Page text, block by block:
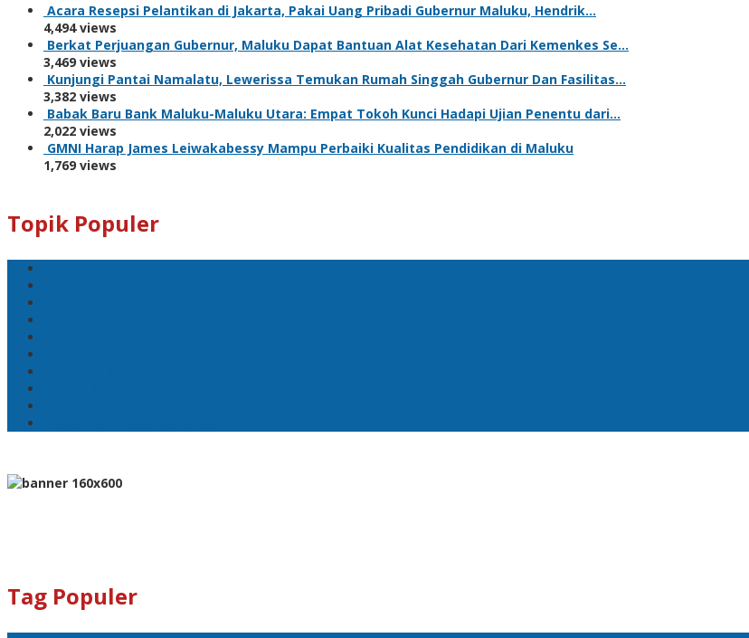
Acara Resepsi Pelantikan di Jakarta, Pakai Uang Pribadi Gubernur Maluku, Hendrik…
4,494 views
Berkat Perjuangan Gubernur, Maluku Dapat Bantuan Alat Kesehatan Dari Kemenkes Se…
3,469 views
Kunjungi Pantai Namalatu, Lewerissa Temukan Rumah Singgah Gubernur Dan Fasilitas…
3,382 views
Babak Baru Bank Maluku-Maluku Utara: Empat Tokoh Kunci Hadapi Ujian Penentu dari…
2,022 views
GMNI Harap James Leiwakabessy Mampu Perbaiki Kualitas Pendidikan di Maluku
1,769 views
Topik Populer
Tag Populer